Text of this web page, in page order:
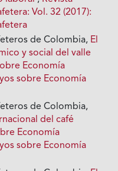
Vol. 32 (2017):
de Colombia, El
y social del valle
Economía
sobre Economía
de Colombia,
del café
Economía
sobre Economía